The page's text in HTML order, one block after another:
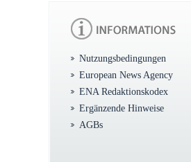
Nutzungsbedingungen
European News Agency
ENA Redaktionskodex
Ergänzende Hinweise
AGBs